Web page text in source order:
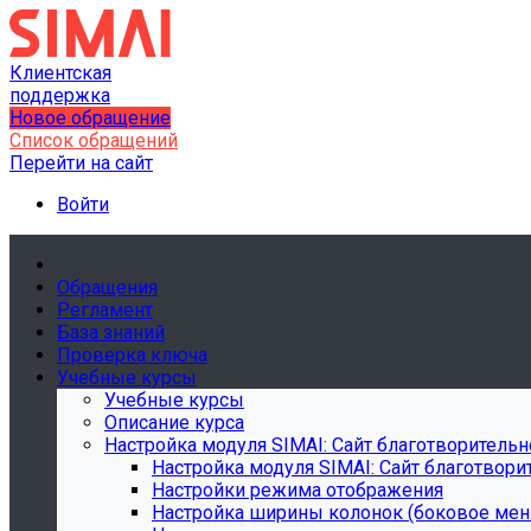
Клиентская
поддержка
Новое обращение
Список обращений
Перейти на сайт
Войти
Обращения
Регламент
База знаний
Проверка ключа
Учебные курсы
Учебные курсы
Описание курса
Настройка модуля SIMAI: Сайт
Настройка модуля SIMAI: Сайт
Настройки режима отображения
Настройка ширины колонок (боковое